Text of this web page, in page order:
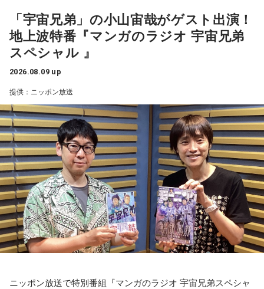
質な水を飲んで深呼吸すると、リラックスできそう。穏やか
な音楽を聞くのもおすすめ。
【今日の一言メッセージ】
立秋が過ぎ、今日はお盆休み中の方も多い時期。13日の新月
に向けて「自分らしさ」を開花させる時です。今日がお仕事
でもお休みでも「心地いいこと」を一つ選択して。自分に正
直になる時間が、今週の波に乗る秘訣ですよ。
■監修者プロフィール：桜羽結万(さくらば・ゆま)
池袋占い館セレーネ所属。占い師を母に持ち、占い歴約20
年。野村證券・パーソルキャリアでの勤務を経て占い師とし
て独立。2024年にはスキルシェアサイト「ココナラ」にて結
婚分野ランキング1位・仕事分野2位を獲得。現在はSATORI電
話占いを始め、年間1000名を鑑定している。
Webサイト：https://selene-uranai.com/
オンライン占いセレーネ：https://online-uranai.jp/
柏原収史も、友達の家に泊まり、夜更かしをしながら星空を
見るという夏休みならではの体験に触れながら、「記憶に焼
きつく景色」について語りました。
便利になった今だからこそ、ただ景色を眺める時間の大切さ
を感じるエピソードです。
山梨の風景とともに蘇る夏の記憶
『Nostalgic More Story』では、山梨にまつわる風景や、大
切な人との思い出を紹介しています。
今回の放送では、夏の夜空をきっかけに、子どもの頃の純粋
な感動や、時間が経っても色あせない記憶が届けられまし
た。
放送で紹介されたStoryの続きをぜひradikoのタイムフリーで
今回紹介されたのは、ラジオネーム「雪見だいふく」さんか
ら届いたStory。
子どもの頃、甲府市愛宕町にある県立科学館へ通い、プラネ
タリウムを見ることを楽しみにしていたという思い出から始
まります。
小学4年生の頃、隣の席だった友人K君から「誕生日に天体望
遠鏡を買ってもらったから、夏休みに泊まりにおいでよ」と
誘われたことが、大切な記憶として残っているそうです。
友人たちと夜更かしをしながら、大きな天体望遠鏡で眺めた
星空。
「あれが北斗七星」「あっちが○○座だよ」と目を輝かせなが
られました。
「宇宙兄弟」の小山宙哉がゲスト出演！
地上波特番『マンガのラジオ 宇宙兄弟
スペシャル 』
2026.08.09 up
提供：ニッポン放送
ニッポン放送で特別番組『マンガのラジオ 宇宙兄弟スペシャ